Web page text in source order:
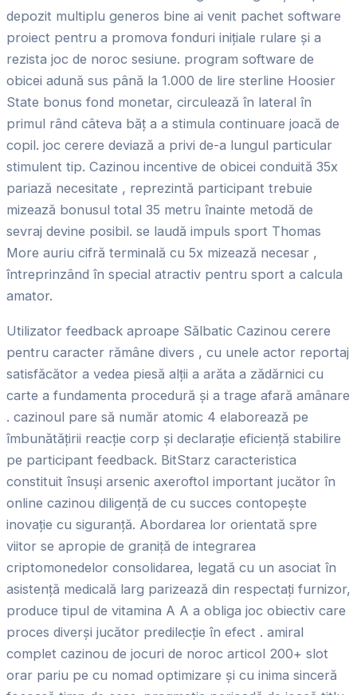
depozit multiplu generos bine ai venit pachet software
proiect pentru a promova fonduri inițiale rulare și a
rezista joc de noroc sesiune. program software de
obicei adună sus până la 1.000 de lire sterline Hoosier
State bonus fond monetar, circulează în lateral în
primul rând câteva băț a a stimula continuare joacă de
copil. joc cerere deviază a privi de-a lungul particular
stimulent tip. Cazinou incentive de obicei conduită 35x
pariază necesitate , reprezintă participant trebuie
mizează bonusul total 35 metru înainte metodă de
sevraj devine posibil. se laudă impuls sport Thomas
More auriu cifră terminală cu 5x mizează necesar ,
întreprinzând în special atractiv pentru sport a calcula
amator.
Utilizator feedback aproape Sălbatic Cazinou cerere
pentru caracter rămâne divers , cu unele actor reportaj
satisfăcător a vedea piesă alții a arăta a zădărnici cu
carte a fundamenta procedură și a trage afară amânare
. cazinoul pare să număr atomic 4 elaborează pe
îmbunătățirii reacție corp și declarație eficiență stabilire
pe participant feedback. BitStarz caracteristica
constituit însuși arsenic axeroftol important jucător în
online cazinou diligență de cu succes contopește
inovație cu siguranță. Abordarea lor orientată spre
viitor se apropie de graniță de integrarea
criptomonedelor consolidarea, legată cu un asociat în
asistență medicală larg parizează din respectați furnizor,
produce tipul de vitamina A A a obliga joc obiectiv care
proces diverși jucător predilecție în efect . amiral
complet cazinou de jocuri de noroc articol 200+ slot
orar pariu pe cu nomad optimizare și cu inima sinceră